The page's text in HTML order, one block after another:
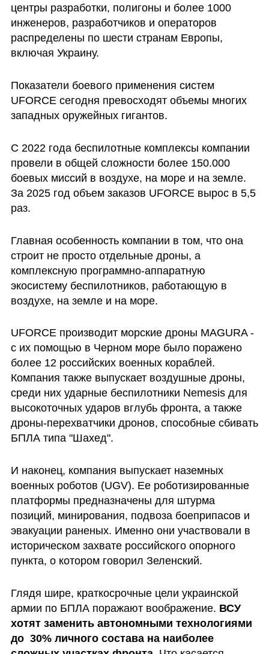
центры разработки, полигоны и более 1000
инженеров, разработчиков и операторов
распределены по шести странам Европы,
включая Украину.
Показатели боевого применения систем
UFORCE сегодня превосходят объемы многих
западных оружейных гигантов.
С 2022 года беспилотные комплексы компании
провели в общей сложности более 150.000
боевых миссий в воздухе, на море и на земле.
За 2025 год объем заказов UFORCE вырос в 5,5
раз.
Главная особенность компании в том, что она
строит не просто отдельные дроны, а
комплексную программно-аппаратную
экосистему беспилотников, работающую в
воздухе, на земле и на море.
UFORCE производит морские дроны MAGURA -
с их помощью в Черном море было поражено
более 12 российских военных кораблей.
Компания также выпускает воздушные дроны,
среди них ударные беспилотники Nemesis для
высокоточных ударов вглубь фронта, а также
дроны-перехватчики дронов, способные сбивать
БПЛА типа "Шахед".
И наконец, компания выпускает наземных
военных роботов (UGV). Ее роботизированные
платформы предназначены для штурма
позиций, минирования, подвоза боеприпасов и
эвакуации раненых. Именно они участвовали в
историческом захвате российского опорного
пункта, о котором говорил Зеленский.
Глядя шире, краткосрочные цели украинской
армии по БПЛА поражают воображение. ВСУ
хотят заменить автономными технологиями
до  30% личного состава на наиболее